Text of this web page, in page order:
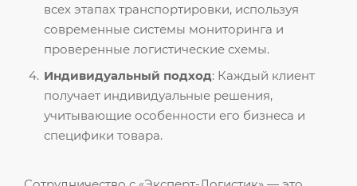
всех этапах транспортировки, используя
современные системы мониторинга и
проверенные логистические схемы.
Индивидуальный подход: Каждый клиент
получает индивидуальные решения,
учитывающие особенности его бизнеса и
специфики товара.